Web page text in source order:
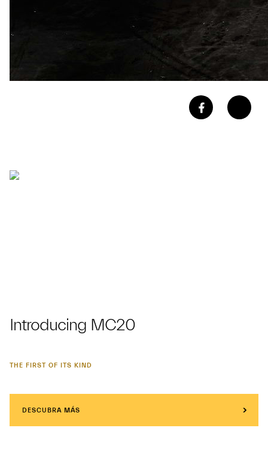
Introducing MC20
THE FIRST OF ITS KIND
DESCUBRA MÁS